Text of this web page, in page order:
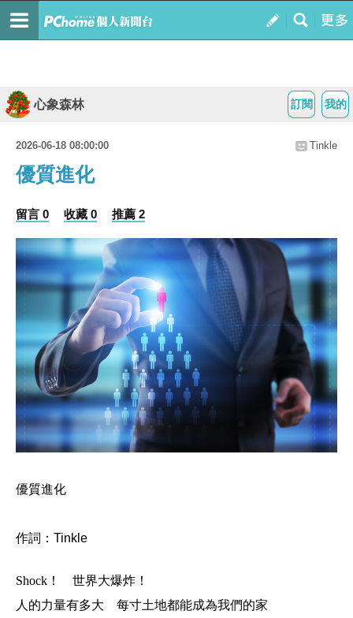
我的
訂閱
心象森林
2026-06-18 08:00:00 Tinkle
優質進化
留言 0 收藏 0 推薦 2
優質進化
作詞：Tinkle
Shock！
世界大爆炸！
人的力量有多大 每寸土地都能成為我們的家